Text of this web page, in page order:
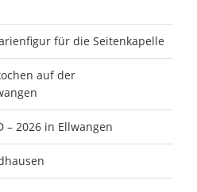
für die Seitenkapelle
auf der
– 2026 in Ellwangen